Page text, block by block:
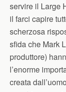
servire il Large
il farci capire
scherzosa
sfida che Mark
produttore)
l’enorme
creata